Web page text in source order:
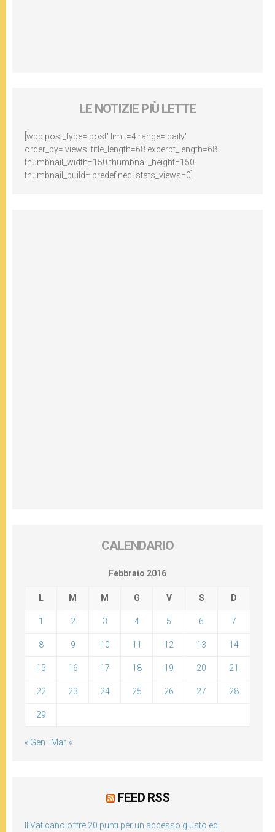
LE NOTIZIE PIÙ LETTE
[wpp post_type='post' limit=4 range='daily'
order_by='views' title_length=68 excerpt_length=68
thumbnail_width=150 thumbnail_height=150
thumbnail_build='predefined' stats_views=0]
CALENDARIO
Febbraio 2016
L M M G V S D
1 2 3 4 5 6 7
8 9 10 11 12 13 14
15 16 17 18 19 20 21
22 23 24 25 26 27 28
29
« Gen Mar »
FEED RSS
Il Vaticano offre 20 punti per un accesso giusto ed